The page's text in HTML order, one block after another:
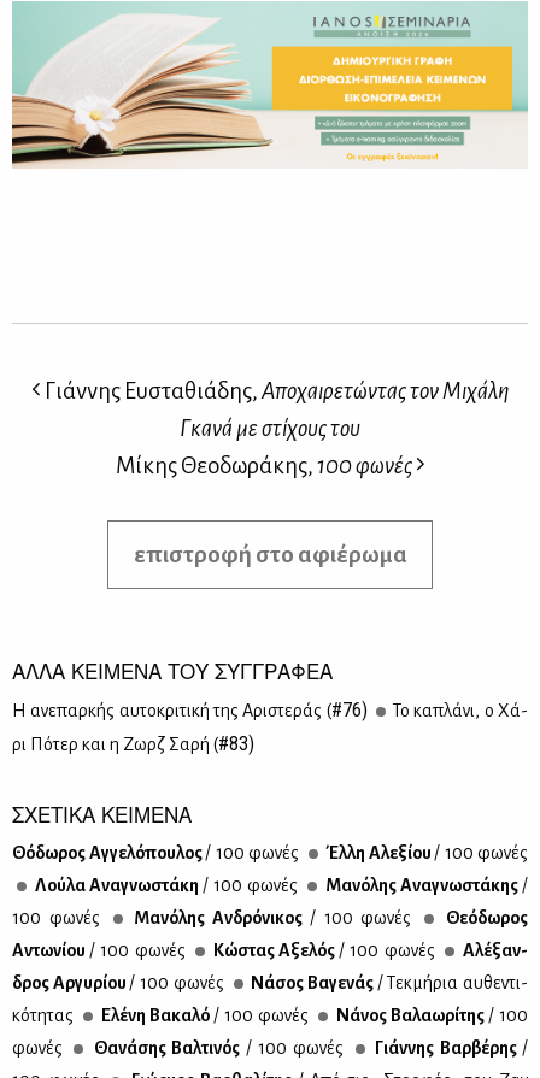
Γιάννης Ευσταθιάδης,Αποχαιρετώντας τον Μιχάλη
Γκανά με στίχους του
Μίκης Θεοδωράκης,100 φωνές
επιστροφή στο αφιέρωμα
ΑΛΛΑ ΚΕΙΜΕΝΑ ΤΟΥ ΣΥΓΓΡΑΦΕΑ
Η ανε­παρ­κής αυ­το­κρι­τι­κή της Αρι­στε­ράς (#76)
Το κα­πλά­νι, ο Χά­
ρι Πό­τερ και η Ζωρζ Σα­ρή (#83)
ΣΧΕΤΙΚΑ ΚΕΙΜΕΝΑ
Θό­δω­ρος Αγ­γε­λό­που­λος/ 100 φω­νές Έλ­λη Αλε­ξί­ου/ 100 φω­νές
Λού­λα Ανα­γνω­στά­κη / 100 φω­νές Μα­νό­λης Ανα­γνω­στά­κης/
100 φω­νές
Μα­νό­λης Αν­δρό­νι­κος / 100 φω­νές
Θε­ό­δω­ρος
Αντω­νί­ου/ 100 φω­νές Κώ­στας Αξε­λός/ 100 φω­νές
Αλέ­ξαν­
δρος Αρ­γυ­ρί­ου/ 100 φω­νές Νά­σος Βα­γε­νάς/ Τεκ­μή­ρια αυ­θε­ντι­
κό­τη­τας
Ελέ­νη Βα­κα­λό/ 100 φω­νές Νά­νος Βα­λα­ω­ρί­της/ 100
φω­νές
Θα­νά­σης Βαλ­τι­νός / 100 φω­νές Γιάν­νης Βαρ­βέ­ρης/